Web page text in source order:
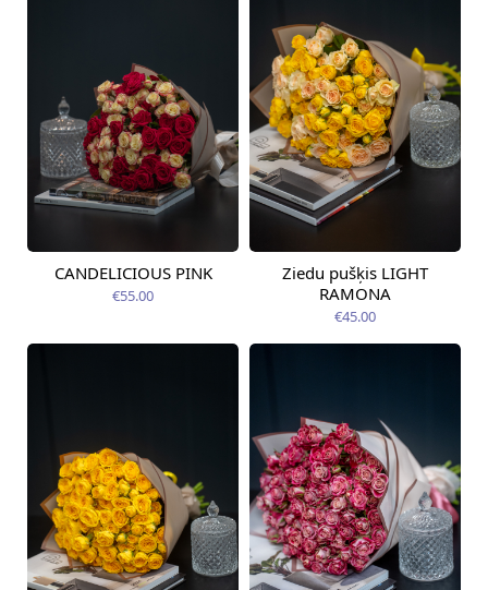
Pieejams šodien
CANDELICIOUS PINK
€55.00
Pieejams šodien
Ziedu pušķis LIGHT
RAMONA
€45.00